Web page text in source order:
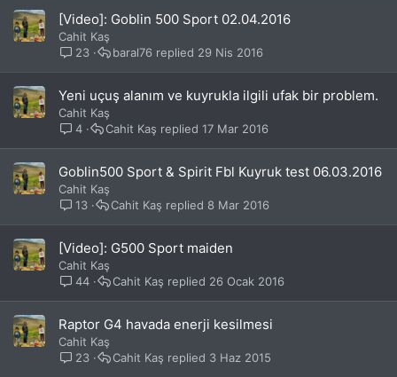
[Video]: Goblin 500 Sport 02.04.2016
Cahit Kaş
23
29 Nis 2016
baral76
Yeni uçuş alanım ve kuyrukla ilgili ufak bir problem.
Cahit Kaş
4
17 Mar 2016
Cahit Kaş
Goblin500 Sport & Spirit Fbl Kuyruk test 06.03.2016
Cahit Kaş
13
8 Mar 2016
Cahit Kaş
[Video]: G500 Sport maiden
Cahit Kaş
44
26 Ocak 2016
Cahit Kaş
Raptor G4 havada enerji kesilmesi
Cahit Kaş
23
3 Haz 2015
Cahit Kaş